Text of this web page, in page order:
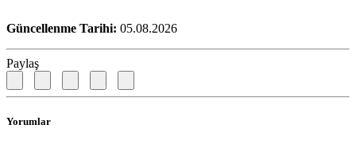
Güncellenme Tarihi: 05.08.2026
Paylaş
Yorumlar